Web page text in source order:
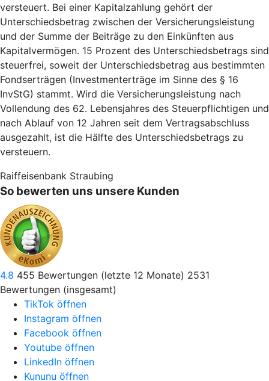
versteuert. Bei einer Kapitalzahlung gehört der
Unterschiedsbetrag zwischen der Versicherungsleistung
und der Summe der Beiträge zu den Einkünften aus
Kapitalvermögen. 15 Prozent des Unterschiedsbetrags sind
steuerfrei, soweit der Unterschiedsbetrag aus bestimmten
Fondserträgen (Investmenterträge im Sinne des § 16
InvStG) stammt. Wird die Versicherungsleistung nach
Vollendung des 62. Lebensjahres des Steuerpflichtigen und
nach Ablauf von 12 Jahren seit dem Vertragsabschluss
ausgezahlt, ist die Hälfte des Unterschiedsbetrags zu
versteuern.
Raiffeisenbank Straubing
So bewerten uns unsere Kunden
4.8 455 Bewertungen (letzte 12 Monate) 2531
Bewertungen (insgesamt)
TikTok öffnen
Instagram öffnen
Facebook öffnen
Youtube öffnen
LinkedIn öffnen
Kununu öffnen